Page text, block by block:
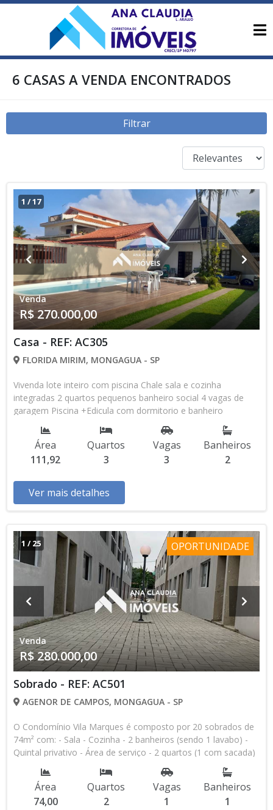
6 CASAS A VENDA ENCONTRADOS
Filtrar
1 /17
Venda
R$ 270.000,00
Casa - REF: AC305
FLORIDA MIRIM, MONGAGUA - SP
Vivenda lote inteiro com piscina Chale sala e cozinha
integradas 2 quartos pequenos banheiro social 4 vagas de
garagem Piscina +Edicula com dormitorio e banheiro
Documentação matricula e sequencia de contratos toda
sequencia para regularizacao Judicial.
Área
111,92
Quartos
3
Vagas
3
Banheiros
2
Ver mais detalhes
1 /25 OPORTUNIDADE
Venda
R$ 280.000,00
Sobrado - REF: AC501
AGENOR DE CAMPOS, MONGAGUA - SP
O Condomínio Vila Marques é composto por 20 sobrados de
74m² com: - Sala - Cozinha - 2 banheiros (sendo 1 lavabo) -
Quintal privativo - Área de serviço - 2 quartos (1 com sacada)
- 1 vaga de garagem - Área de lazer coletiva (piscina, 2
churrasqueiras e playground). Distância aproximada da praia
de 2.400 metros IPTU em torno de R$ 80,00 mensal
Condomínio em torno de R$ 150,00 mensal
Área
74,00
Quartos
2
Vagas
1
Banheiros
1